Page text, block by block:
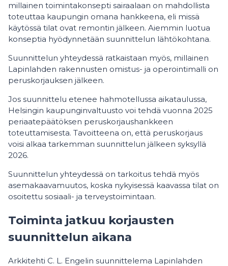
millainen toimintakonsepti sairaalaan on mahdollista
toteuttaa kaupungin omana hankkeena, eli missä
käytössä tilat ovat remontin jälkeen. Aiemmin luotua
konseptia hyödynnetään suunnittelun lähtökohtana.
Suunnittelun yhteydessä ratkaistaan myös, millainen
Lapinlahden rakennusten omistus- ja operointimalli on
peruskorjauksen jälkeen.
Jos suunnittelu etenee hahmotellussa aikataulussa,
Helsingin kaupunginvaltuusto voi tehdä vuonna 2025
periaatepäätöksen peruskorjaushankkeen
toteuttamisesta. Tavoitteena on, että peruskorjaus
voisi alkaa tarkemman suunnittelun jälkeen syksyllä
2026.
Suunnittelun yhteydessä on tarkoitus tehdä myös
asemakaavamuutos, koska nykyisessä kaavassa tilat on
osoitettu sosiaali- ja terveystoimintaan.
Toiminta jatkuu korjausten
suunnittelun aikana
Arkkitehti C. L. Engelin suunnittelema Lapinlahden